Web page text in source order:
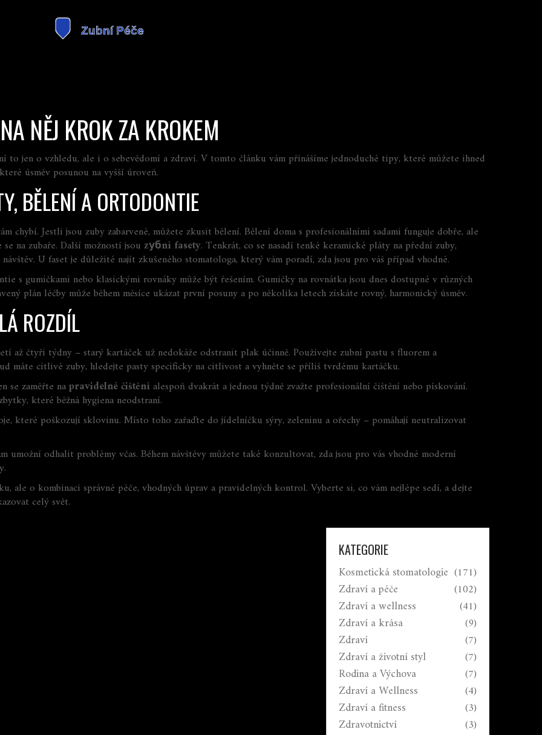
NĚJ KROK ZA KROKEM
to jen o vzhledu, ale i o sebevědomí a zdraví. V tomto článku vám přinášíme jednoduché tipy, které můžete ihned
úsměv posunou na vyšší úroveň.
BĚLENÍ A ORTODONTIE
chybí. Jestli jsou zuby zabarvené, můžete zkusit bělení. Bělení doma s profesionálními sadami funguje dobře, ale
na zubaře. Další možností jsou zубní fasety. Tenkrát, co se nasadí tenké keramické pláty na přední zuby,
U faset je důležité najít zkušeného stomatologa, který vám poradí, zda jsou pro váš případ vhodné.
s gumičkami nebo klasickými rovnáky může být řešením. Gumičky na rovnátka jsou dnes dostupné v různých
plán léčby může během měsíce ukázat první posuny a po několika letech získáte rovný, harmonický úsměv.
ROZDÍL
až čtyři týdny – starý kartáček už nedokáže odstranit plak účinně. Používejte zubní pastu s fluorem a
máte citlivé zuby, hledejte pasty specificky na citlivost a vyhněte se příliš tvrdému kartáčku.
se zaměřte napravidelné čištění alespoň dvakrát a jednou týdně zvažte profesionální čištění nebo pískování.
které běžná hygiena neodstraní.
které poškozují sklovinu. Místo toho zařaďte do jídelníčku sýry, zeleninu a ořechy – pomáhají neutralizovat
umožní odhalit problémy včas. Během návštěvy můžete také konzultovat, zda jsou pro vás vhodné moderní
ale o kombinaci správné péče, vhodných úprav a pravidelných kontrol. Vyberte si, co vám nejlépe sedí, a dejte
celý svět.
KATEGORIE
Kosmetická stomatologie (171)
Zdraví a péče (102)
Zdraví a wellness (41)
Zdraví a krása (9)
Zdraví (7)
Zdraví a životní styl (7)
Rodina a Výchova (7)
Zdraví a Wellness (4)
Zdraví a fitness (3)
Zdravotnictví (3)